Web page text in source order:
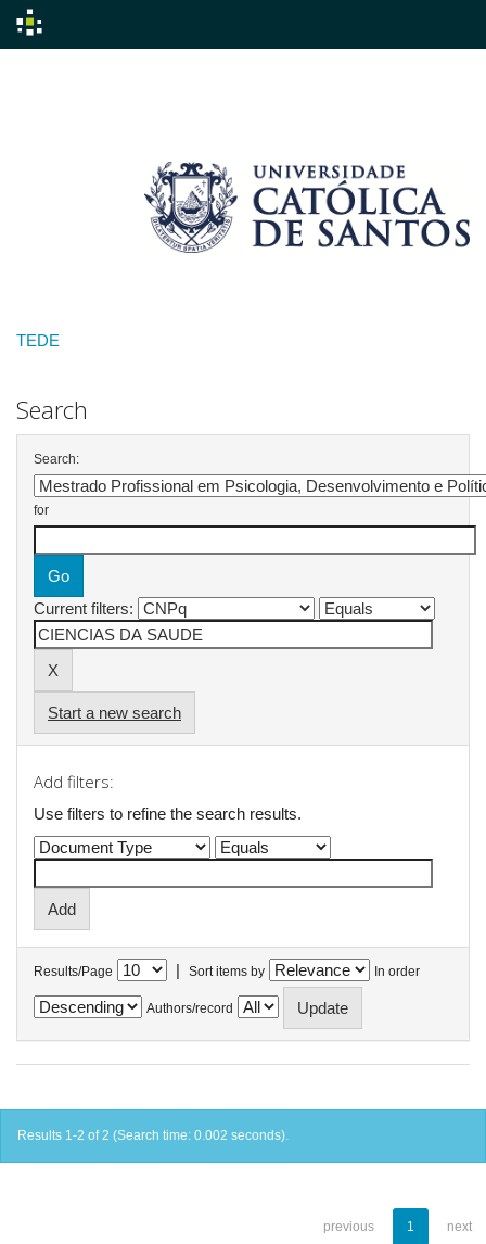
TEDE
Search
Search:
for
Current filters:
Start a new search
Add filters:
Use filters to refine the search results.
Results/Page | Sort items by In order
Authors/record
Results 1-2 of 2 (Search time: 0.002 seconds).
previous 1 next